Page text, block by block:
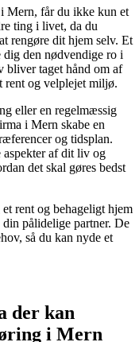
Mern, får du ikke kun et
ting i livet, da du
rengøre dit hjem selv. Et
den nødvendige ro i
bliver taget hånd om af
rent og velplejet miljø.
eller en regelmæssig
i Mern skabe en
og tidsplan.
aspekter af dit liv og
det skal gøres bedst
rent og behageligt hjem
pålidelige partner. De
så du kan nyde et
der kan
i Mern